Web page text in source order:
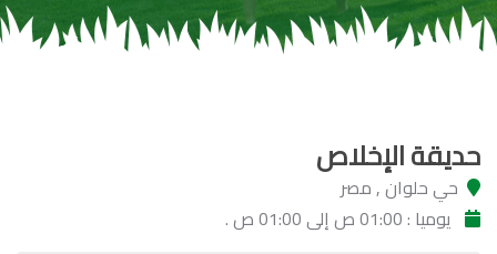
حديقة الإخلاص
حي حلوان , مصر
يوميا : 01:00 ص إلى 01:00 ص .